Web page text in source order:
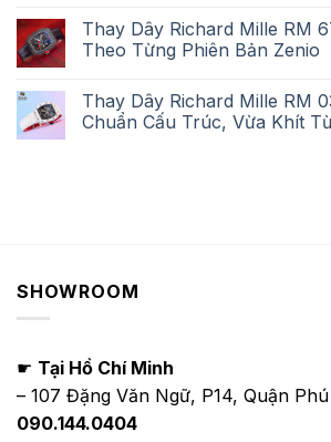
Thay Dây Richard Mille RM
Theo Từng Phiên Bản Zenio
Thay Dây Richard Mille RM
Chuẩn Cấu Trúc, Vừa Khít
SHOWROOM
☛ Tại Hồ Chí Minh
– 107 Đặng Văn Ngữ, P14, Quận
090.144.0404